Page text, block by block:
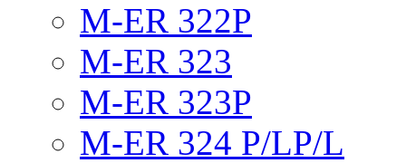
M-ER 322P
M-ER 323
M-ER 323P
M-ER 324 P/LP/L